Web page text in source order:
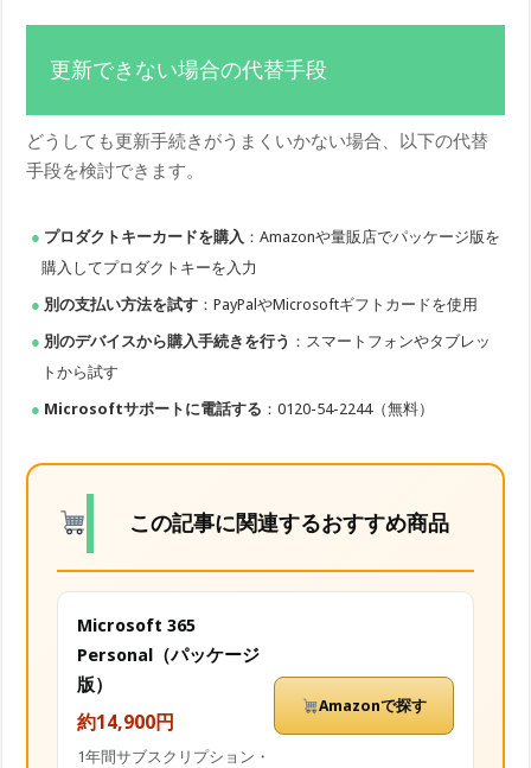
更新できない場合の代替手段
どうしても更新手続きがうまくいかない場合、以下の代替
手段を検討できます。
プロダクトキーカードを購入 ：Amazonや量販店でパッケージ版を
購入してプロダクトキーを入力
別の支払い方法を試す ：PayPalやMicrosoftギフトカードを使用
別のデバイスから購入手続きを行う ：スマートフォンやタブレッ
トから試す
Microsoftサポートに電話する ：0120-54-2244（無料）
この記事に関連するおすすめ商品
Microsoft 365
Personal（パッケージ
版）
約14,900円
1年間サブスクリプション・
Amazonで探す